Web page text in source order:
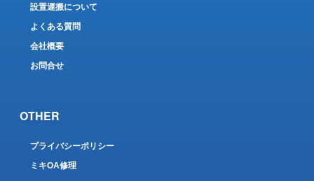
設置運搬について
よくある質問
会社概要
お問合せ
OTHER
プライバシーポリシー
ミキOA修理